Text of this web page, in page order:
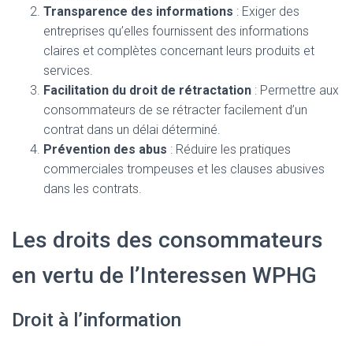
Transparence des informations : Exiger des
entreprises qu’elles fournissent des informations
claires et complètes concernant leurs produits et
services.
Facilitation du droit de rétractation : Permettre aux
consommateurs de se rétracter facilement d’un
contrat dans un délai déterminé.
Prévention des abus : Réduire les pratiques
commerciales trompeuses et les clauses abusives
dans les contrats.
Les droits des consommateurs
en vertu de l’Interessen WPHG
Droit à l’information